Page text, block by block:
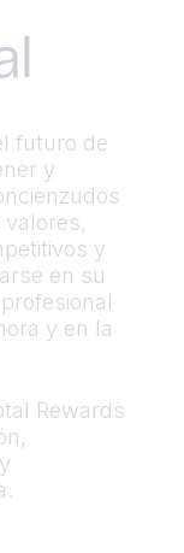
futuro de
y
y
en su
y en la
Rewards